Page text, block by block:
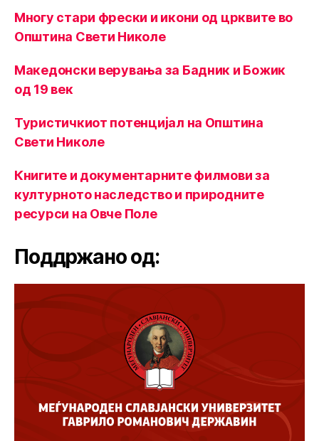
Многу стари фрески и икони од црквите во
Општина Свети Николе
Македонски верувања за Бадник и Божик
од 19 век
Туристичкиот потенцијал на Општина
Свети Николе
Книгите и документарните филмови за
културното наследство и природните
ресурси на Овче Поле
Поддржано од: